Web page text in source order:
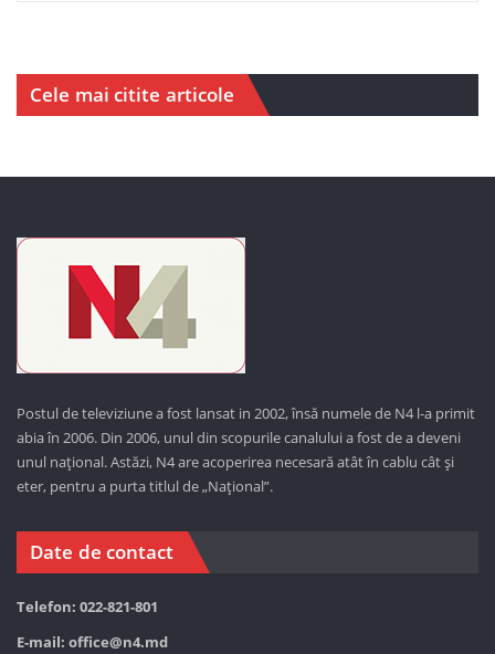
Cele mai citite articole
Postul de televiziune a fost lansat in 2002, însă numele de N4 l-a primit
abia în 2006. Din 2006, unul din scopurile canalului a fost de a deveni
unul național. Astăzi, N4 are acoperirea necesară atât în cablu cât și
eter, pentru a purta titlul de „Național”.
Date de contact
Telefon: 022-821-801
E-mail: office@n4.md